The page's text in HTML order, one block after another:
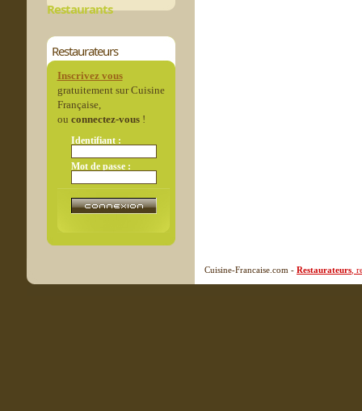
Restaurants
Restaurateurs
Inscrivez vous
gratuitement sur Cuisine
Française,
ou connectez-vous!
Identifiant :
Mot de passe :
Cuisine-Francaise.com - Restaurateurs ,